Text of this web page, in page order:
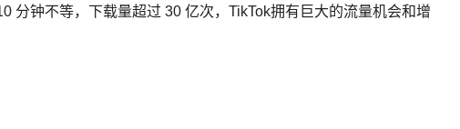
分钟不等，下载量超过 30 亿次，TikTok拥有巨大的流量机会和增